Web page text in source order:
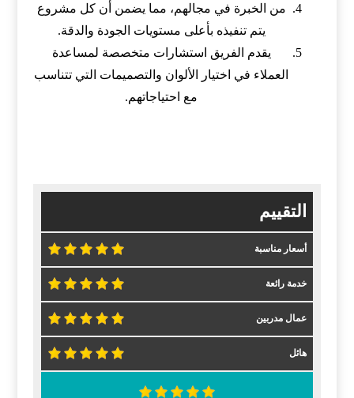
من الخبرة في مجالهم، مما يضمن أن كل مشروع
يتم تنفيذه بأعلى مستويات الجودة والدقة.
يقدم الفريق استشارات متخصصة لمساعدة
العملاء في اختيار الألوان والتصميمات التي تتناسب
مع احتياجاتهم.
التقييم
أسعار مناسبة
خدمة رائعة
عمال مدربين
هائل